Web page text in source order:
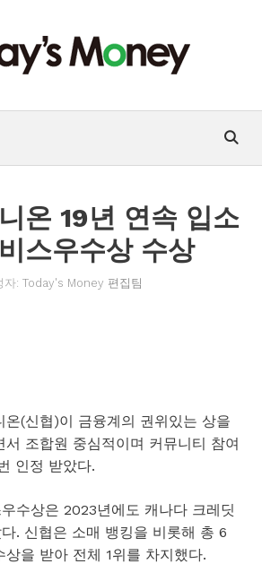
온 19년 연속 입소
스우수상 수상
자: Today's Money 편집팀
온(신협)이 금융계의 권위있는 상을
서 조합원 중심적이며 커뮤니티 참여
인정 받았다.
수상은 2023년에도 캐나다 크레딧
. 신협은 소매 뱅킹을 비롯해 총 6
상을 받아 전체 1위를 차지했다.